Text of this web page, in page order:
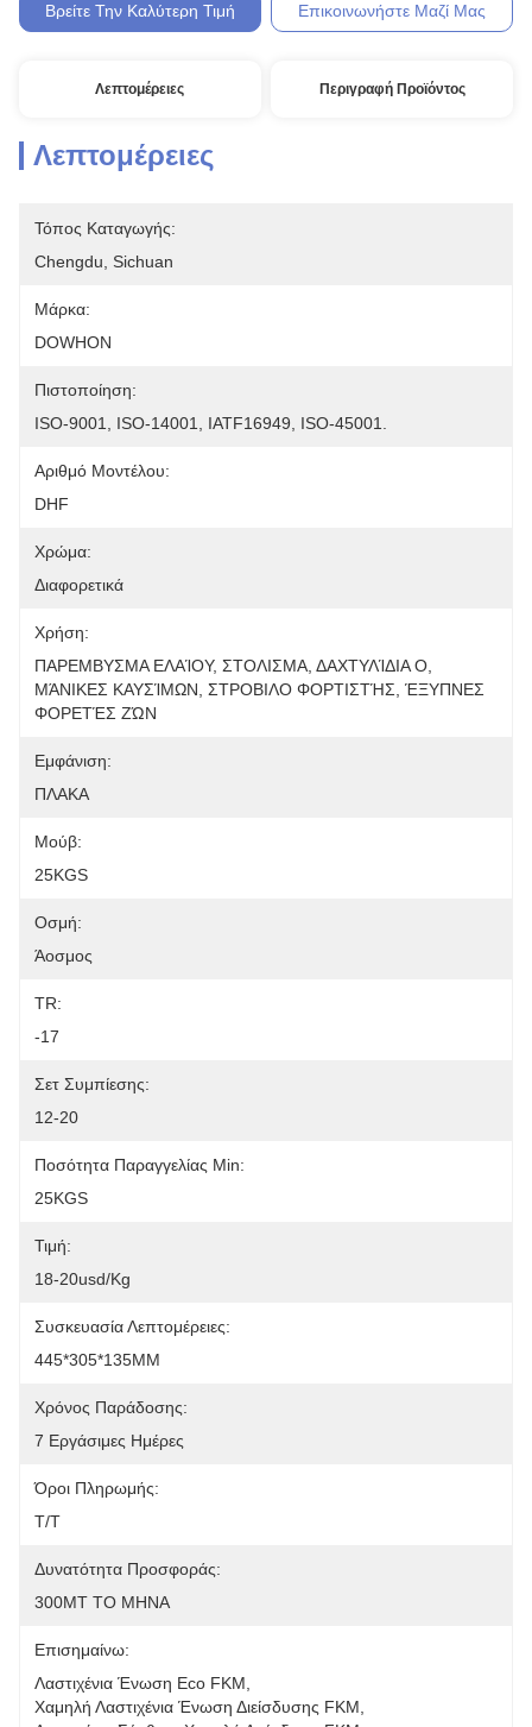
Βρείτε Την Καλύτερη Τιμή
Επικοινωνήστε Μαζί Μας
Λεπτομέρειες Περιγραφή Προϊόντος
Λεπτομέρειες
Τόπος Καταγωγής:
Chengdu, Sichuan
Μάρκα:
DOWHON
Πιστοποίηση:
ISO-9001, ISO-14001, IATF16949, ISO-45001.
Αριθμό Μοντέλου:
DHF
Χρώμα:
Διαφορετικά
Χρήση:
ΠΑΡΕΜΒΥΣΜΑ ΕΛΑΊΟΥ, ΣΤΟΛΙΣΜΑ, ΔΑΧΤΥΛΊΔΙΑ Ο,
ΜΆΝΙΚΕΣ ΚΑΥΣΊΜΩΝ, ΣΤΡΟΒΙΛΟ ΦΟΡΤΙΣΤΉΣ, ΈΞΥΠΝΕΣ
ΦΟΡΕΤΈΣ ΖΏΝ
Εμφάνιση:
ΠΛΑΚΑ
Μούβ:
25KGS
Οσμή:
Άοσμος
TR:
-17
Σετ Συμπίεσης:
12-20
Ποσότητα Παραγγελίας Min:
25KGS
Τιμή:
18-20usd/kg
Συσκευασία Λεπτομέρειες:
445*305*135MM
Χρόνος Παράδοσης:
7 Εργάσιμες Ημέρες
Όροι Πληρωμής:
T/T
Δυνατότητα Προσφοράς:
300MT ΤΟ ΜΗΝΑ
Επισημαίνω:
Λαστιχένια Ένωση Eco FKM
Χαμηλή Λαστιχένια Ένωση Διείσδυσης FKM